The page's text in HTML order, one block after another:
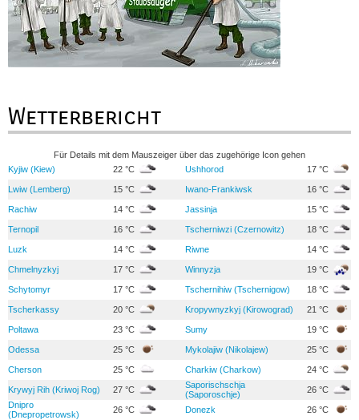
Wetterbericht
Für Details mit dem Mauszeiger über das zugehörige Icon gehen
Kyjiw (Kiew)
22 °C Ushhorod 17 °C
Lwiw (Lemberg) 15 °C Iwano-Frankiwsk 16 °C
Rachiw 14 °C Jassinja 15 °C
Ternopil 16 °C Tscherniwzi (Czernowitz) 18 °C
Luzk 14 °C Riwne 14 °C
Chmelnyzkyj 17 °C Winnyzja 19 °C
Schytomyr 17 °C Tschernihiw (Tschernigow) 18 °C
Tscherkassy 20 °C Kropywnyzkyj (Kirowograd) 21 °C
Poltawa 23 °C Sumy 19 °C
Odessa 25 °C Mykolajiw (Nikolajew) 25 °C
Cherson 25 °C Charkiw (Charkow) 24 °C
Krywyj Rih (Kriwoj Rog) 27 °C
Saporischschja
(Saporoschje)
26 °C
Dnipro
(Dnepropetrowsk)
26 °C Donezk 26 °C